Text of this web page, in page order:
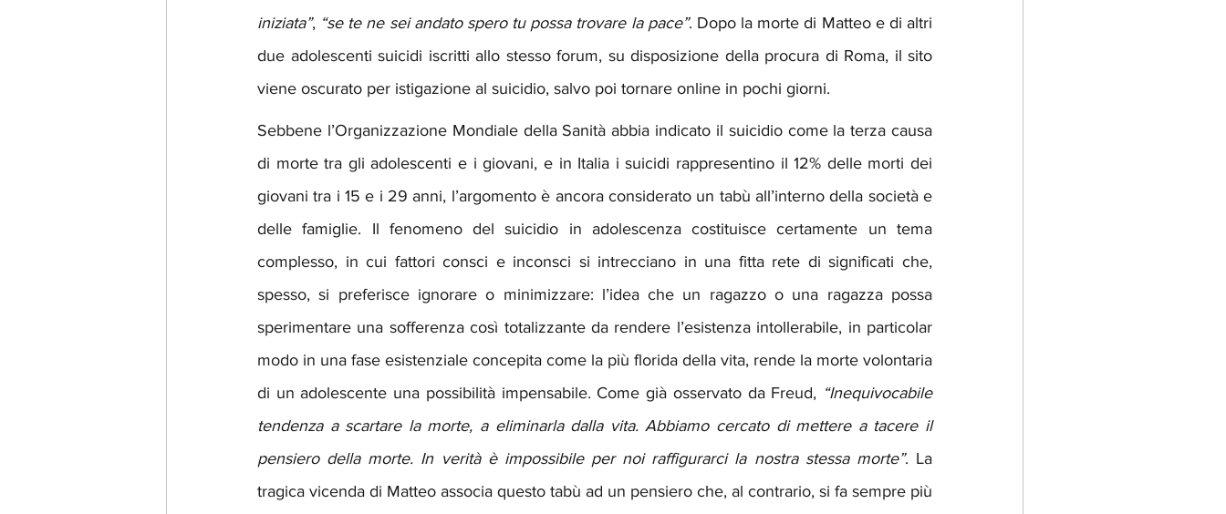
iniziata”, “se te ne sei andato spero tu possa trovare la pace”. Dopo la morte di Matteo e di altri
due adolescenti suicidi iscritti allo stesso forum, su disposizione della procura di Roma, il sito
viene oscurato per istigazione al suicidio, salvo poi tornare online in pochi giorni.
Sebbene l’Organizzazione Mondiale della Sanità abbia indicato il suicidio come la terza causa
di morte tra gli adolescenti e i giovani, e in Italia i suicidi rappresentino il 12% delle morti dei
giovani tra i 15 e i 29 anni, l’argomento è ancora considerato un tabù all’interno della società e
delle famiglie. Il fenomeno del suicidio in adolescenza costituisce certamente un tema
complesso, in cui fattori consci e inconsci si intrecciano in una fitta rete di significati che,
spesso, si preferisce ignorare o minimizzare: l’idea che un ragazzo o una ragazza possa
sperimentare una sofferenza così totalizzante da rendere l’esistenza intollerabile, in particolar
modo in una fase esistenziale concepita come la più florida della vita, rende la morte volontaria
di un adolescente una possibilità impensabile. Come già osservato da Freud, “Inequivocabile
tendenza a scartare la morte, a eliminarla dalla vita. Abbiamo cercato di mettere a tacere il
pensiero della morte. In verità è impossibile per noi raffigurarci la nostra stessa morte”. La
tragica vicenda di Matteo associa questo tabù ad un pensiero che, al contrario, si fa sempre più